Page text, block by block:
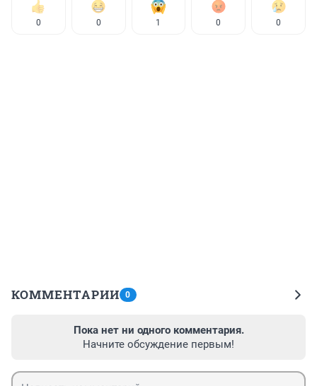
0 0 1 0 0
КОММЕНТАРИИ 0
Пока нет ни одного комментария.
Начните обсуждение первым!